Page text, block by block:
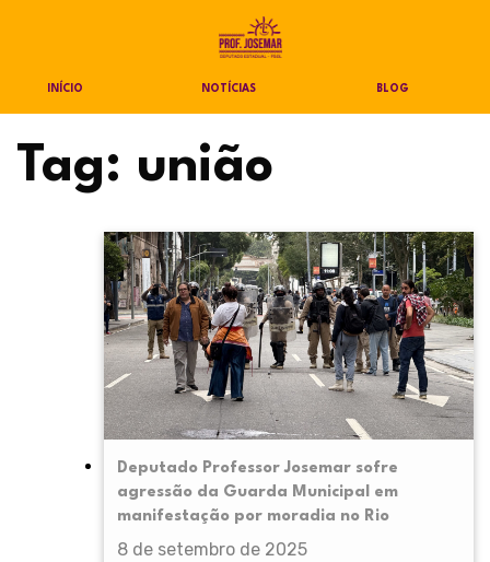
INÍCIO NOTÍCIAS BLOG
Tag: união
Deputado Professor Josemar sofre
agressão da Guarda Municipal em
manifestação por moradia no Rio
8 de setembro de 2025